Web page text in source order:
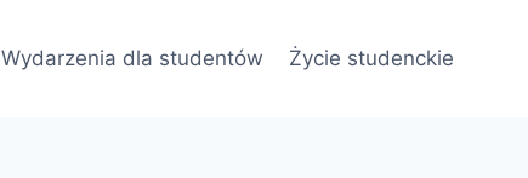
Wydarzenia dla studentów Życie studenckie